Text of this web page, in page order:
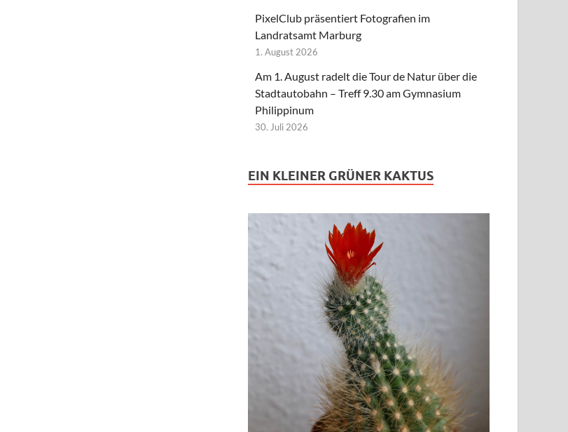
PixelClub präsentiert Fotografien im
Landratsamt Marburg
1. August 2026
Am 1. August radelt die Tour de Natur über die
Stadtautobahn – Treff 9.30 am Gymnasium
Philippinum
30. Juli 2026
EIN KLEINER GRÜNER KAKTUS